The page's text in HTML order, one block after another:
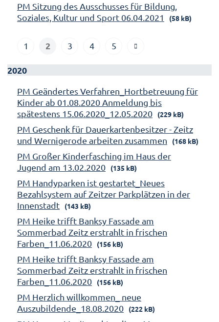
PM Sitzung des Ausschusses für Bildung,
Soziales, Kultur und Sport 06.04.2021
(58 kB)
1 2 3 4 5
2020
PM Geändertes Verfahren_Hortbetreuung für
Kinder ab 01.08.2020 Anmeldung bis
spätestens 15.06.2020_12.05.2020
(229 kB)
PM Geschenk für Dauerkartenbesitzer - Zeitz
und Wernigerode arbeiten zusammen
(168 kB)
PM Großer Kinderfasching im Haus der
Jugend am 13.02.2020
(135 kB)
PM Handyparken ist gestartet_Neues
Bezahlsystem auf Zeitzer Parkplätzen in der
Innenstadt
(143 kB)
PM Heike trifft Banksy Fassade am
Sommerbad Zeitz erstrahlt in frischen
Farben_11.06.2020
(156 kB)
PM Heike trifft Banksy Fassade am
Sommerbad Zeitz erstrahlt in frischen
Farben_11.06.2020
(156 kB)
PM Herzlich willkommen_ neue
Auszubildende_18.08.2020
(222 kB)